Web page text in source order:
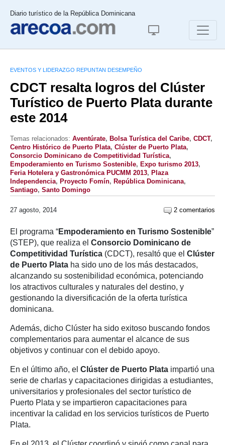
Diario turístico de la República Dominicana
EVENTOS Y LIDERAZGO REPUNTAN DESEMPEÑO
CDCT resalta logros del Clúster
Turístico de Puerto Plata durante
este 2014
Temas relacionados: Aventúrate, Bolsa Turística del Caribe, CDCT,
Centro Histórico de Puerto Plata, Clúster de Puerto Plata,
Consorcio Dominicano de Competitividad Turística,
Empoderamiento en Turismo Sostenible, Expo turismo 2013,
Feria Hotelera y Gastronómica PUCMM 2013, Plaza
Independencia, Proyecto Fomín, República Dominicana,
Santiago, Santo Domingo
27 agosto, 2014 2 comentarios
El programa “Empoderamiento en Turismo Sostenible”
(STEP), que realiza el Consorcio Dominicano de
Competitividad Turística (CDCT), resaltó que el Clúster
de Puerto Plata ha sido uno de los más destacados,
alcanzando su sostenibilidad económica, potenciando
los atractivos culturales y naturales del destino, y
gestionando la diversificación de la oferta turística
dominicana.
Además, dicho Clúster ha sido exitoso buscando fondos
complementarios para aumentar el alcance de sus
objetivos y continuar con el debido apoyo.
En el último año, el Clúster de Puerto Plata impartió una
serie de charlas y capacitaciones dirigidas a estudiantes,
universitarios y profesionales del sector turístico de
Puerto Plata y se impartieron capacitaciones para
incentivar la calidad en los servicios turísticos de Puerto
Plata.